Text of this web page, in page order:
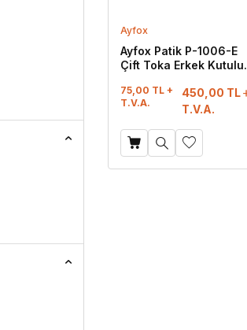
Ayfox
Ayfox Patik P-1006-E
Çift Toka Erkek Kutulu
75,00 TL +
T.V.A.
450,00 TL
T.V.A.